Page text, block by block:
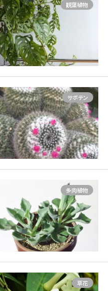
観葉植物
サボテン
多肉植物
草花